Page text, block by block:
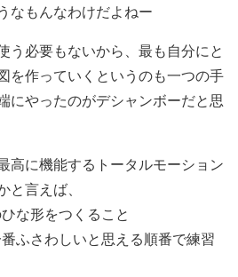
なもんなわけだよねー
う必要もないから、最も自分にと
を作っていくというのも一つの手
にやったのがデシャンボーだと思
高に機能するトータルモーション
と言えば、
な形をつくること
ふさわしいと思える順番で練習